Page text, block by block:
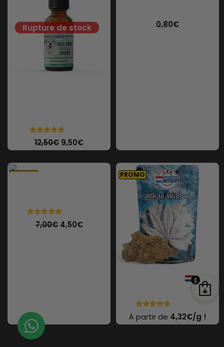
12,50€ 9,50€
0,80€
PROMO
47 avis
7,00€ 4,50€
PROMO
48 avis
À partir de 4,32€/g !
0